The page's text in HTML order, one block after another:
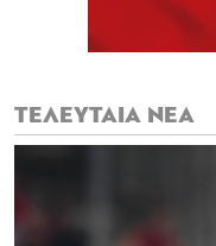
ΤΕΛΕΥΤΑΙΑ ΝΕΑ